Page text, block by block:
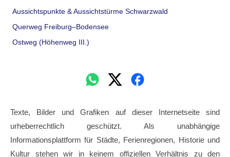
Aussichtspunkte & Aussichtstürme Schwarzwald
Querweg Freiburg–Bodensee
Ostweg (Höhenweg III.)
Texte, Bilder und Grafiken auf dieser Internetseite sind
urheberrechtlich geschützt. Als unabhängige
Informationsplattform für Städte, Ferienregionen, Historie und
Kultur stehen wir in keinem offiziellen Verhältnis zu den